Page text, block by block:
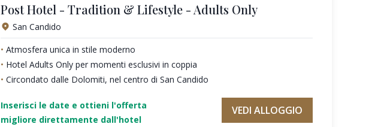
Post Hotel - Tradition & Lifestyle - Adults Only
San Candido
Atmosfera unica in stile moderno
Hotel Adults Only per momenti esclusivi in coppia
Circondato dalle Dolomiti, nel centro di San Candido
Inserisci le date e ottieni l'offerta
migliore direttamente dall'hotel
VEDI ALLOGGIO